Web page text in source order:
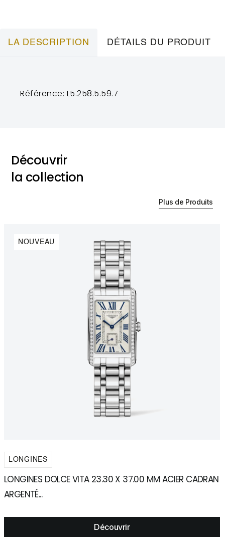
LA DESCRIPTION DÉTAILS DU PRODUIT
Référence: L5.258.5.59.7
Découvrir
la collection
Plus de Produits
LONGINES
LONGINES DOLCE VITA 23.30 X 37.00 MM ACIER CADRAN
ARGENTÉ...
Découvrir
NOUVEAU